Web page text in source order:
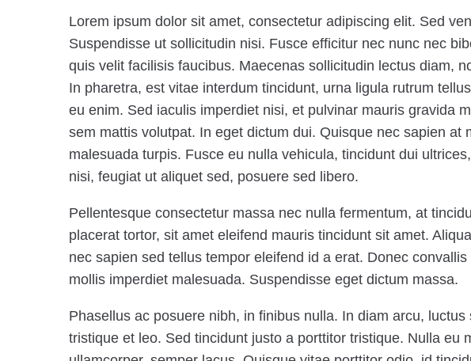
Lorem ipsum dolor sit amet, consectetur adipiscing elit. Sed
Suspendisse ut sollicitudin nisi. Fusce efficitur nec nunc nec
quis velit facilisis faucibus. Maecenas sollicitudin lectus diam,
In pharetra, est vitae interdum tincidunt, urna ligula rutrum
eu enim. Sed iaculis imperdiet nisi, et pulvinar mauris gravida
sem mattis volutpat. In eget dictum dui. Quisque nec sapien at
malesuada turpis. Fusce eu nulla vehicula, tincidunt dui
nisi, feugiat ut aliquet sed, posuere sed libero.
Pellentesque consectetur massa nec nulla fermentum, at
placerat tortor, sit amet eleifend mauris tincidunt sit amet.
nec sapien sed tellus tempor eleifend id a erat. Donec
mollis imperdiet malesuada. Suspendisse eget dictum massa.
Phasellus ac posuere nibh, in finibus nulla. In diam arcu,
tristique et leo. Sed tincidunt justo a porttitor tristique. Nulla eu